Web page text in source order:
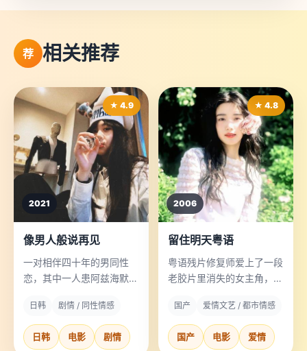
荐 相关推荐
★ 4.9
2021
像男人般说再见
一对相伴四十年的男同性
恋，其中一人患阿兹海默
日韩 剧情 / 同性情感
日韩 电影 剧情
★ 4.8
2006
留住明天粤语
粤语残片修复师爱上了一段
老胶片里消失的女主角，他
这个“不存在的人”。
国产 爱情文艺 / 都市情感
国产 电影 爱情